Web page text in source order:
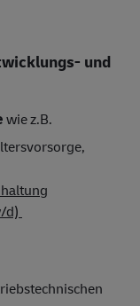
und
wie z.B.
d)